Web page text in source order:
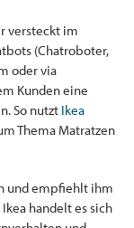
versteckt im
(Chatroboter,
oder via
Kunden eine
So nutzt Ikea
Thema Matratzen
und empfiehlt ihm
handelt es sich